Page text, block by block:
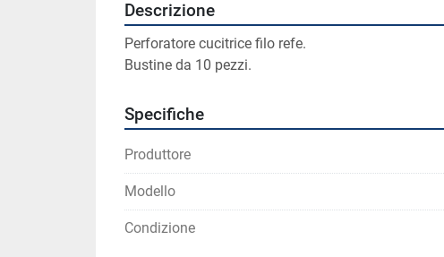
Descrizione
Perforatore cucitrice filo refe.
Bustine da 10 pezzi.
Specifiche
Produttore
Modello
Condizione